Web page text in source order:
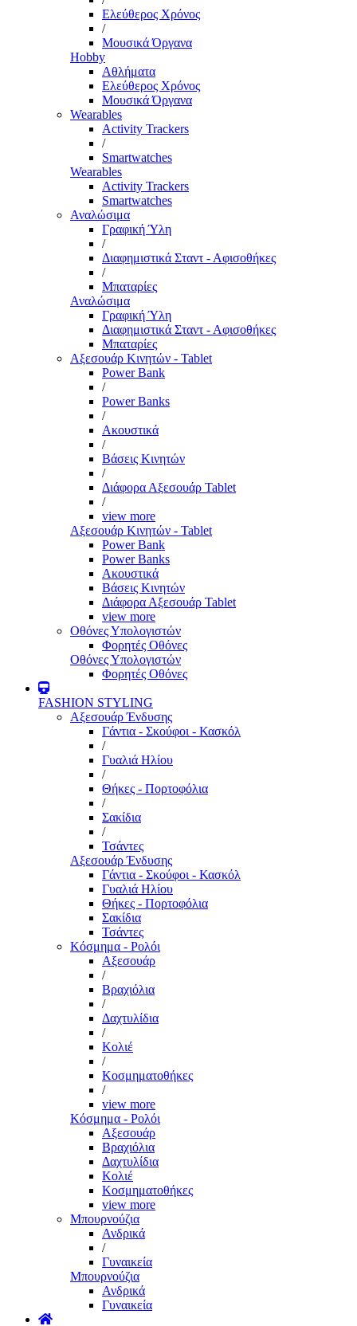
Ελεύθερος Χρόνος
/
Μουσικά Όργανα
Hobby
Αθλήματα
Ελεύθερος Χρόνος
Μουσικά Όργανα
Wearables
Activity Trackers
/
Smartwatches
Wearables
Activity Trackers
Smartwatches
Αναλώσιμα
Γραφική Ύλη
/
Διαφημιστικά Σταντ - Αφισοθήκες
/
Μπαταρίες
Αναλώσιμα
Γραφική Ύλη
Διαφημιστικά Σταντ - Αφισοθήκες
Μπαταρίες
Αξεσουάρ Κινητών - Tablet
Power Bank
/
Power Banks
/
Ακουστικά
/
Βάσεις Κινητών
/
Διάφορα Αξεσουάρ Tablet
/
view more
Αξεσουάρ Κινητών - Tablet
Power Bank
Power Banks
Ακουστικά
Βάσεις Κινητών
Διάφορα Αξεσουάρ Tablet
view more
Οθόνες Υπολογιστών
Φορητές Οθόνες
Οθόνες Υπολογιστών
Φορητές Οθόνες
FASHION STYLING
Αξεσουάρ Ένδυσης
Γάντια - Σκούφοι - Κασκόλ
/
Γυαλιά Ηλίου
/
Θήκες - Πορτοφόλια
/
Σακίδια
/
Τσάντες
Αξεσουάρ Ένδυσης
Γάντια - Σκούφοι - Κασκόλ
Γυαλιά Ηλίου
Θήκες - Πορτοφόλια
Σακίδια
Τσάντες
Κόσμημα - Ρολόι
Αξεσουάρ
/
Βραχιόλια
/
Δαχτυλίδια
/
Κολιέ
/
Κοσμηματοθήκες
/
view more
Κόσμημα - Ρολόι
Αξεσουάρ
Βραχιόλια
Δαχτυλίδια
Κολιέ
Κοσμηματοθήκες
view more
Μπουρνούζια
Ανδρικά
/
Γυναικεία
Μπουρνούζια
Ανδρικά
Γυναικεία